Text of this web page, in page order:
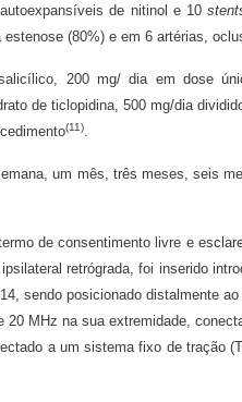
de nitinol e 10
estenose (80%) e em 6 artérias,
200 mg/ dia em dose
de ticlopidina, 500 mg/dia
(11)
um mês, três meses, seis
de consentimento livre e
retrógrada, foi inserido
sendo posicionado distalmente
MHz na sua extremidade,
a um sistema fixo de tração